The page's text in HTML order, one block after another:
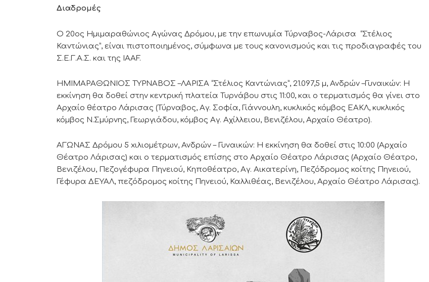
Διαδρομές
Ο 20ος Ημιμαραθώνιος Αγώνας Δρόμου, με την επωνυμία Τύρναβος-Λάρισα “Στέλιος
Καντώνιας”, είναι πιστοποιημένος, σύμφωνα με τους κανονισμούς και τις προδιαγραφές του
Σ.Ε.Γ.Α.Σ. και της IAAF.
ΗΜΙΜΑΡΑΘΩΝΙΟΣ ΤΥΡΝΑΒΟΣ –ΛΑΡΙΣΑ “Στέλιος Καντώνιας”, 21.097,5 μ, Ανδρών –Γυναικών: Η
εκκίνηση θα δοθεί στην κεντρική πλατεία Τυρνάβου στις 11:00, και ο τερματισμός θα γίνει στο
Αρχαίο θέατρο Λάρισας (Τύρναβος, Αγ. Σοφία, Γιάννουλη, κυκλικός κόμβος ΕΑΚΛ, κυκλικός
κόμβος Ν.Σμύρνης, Γεωργιάδου, κόμβος Αγ. Αχίλλειου, Βενιζέλου, Αρχαίο Θέατρο).
ΑΓΩΝΑΣ Δρόμου 5 xιλιομέτρων, Ανδρών – Γυναικών: Η εκκίνηση θα δοθεί στις 10:00 (Αρχαίο
Θέατρο Λάρισας) και ο τερματισμός επίσης στο Αρχαίο Θέατρο Λάρισας (Αρχαίο Θέατρο,
Βενιζέλου, Πεζογέφυρα Πηνειού, Κηποθέατρο, Αγ. Αικατερίνη, Πεζόδρομος κοίτης Πηνειού,
Γέφυρα ΔΕΥΑΛ, πεζόδρομος κοίτης Πηνειού, Καλλιθέας, Βενιζέλου, Αρχαίο Θέατρο Λάρισας).